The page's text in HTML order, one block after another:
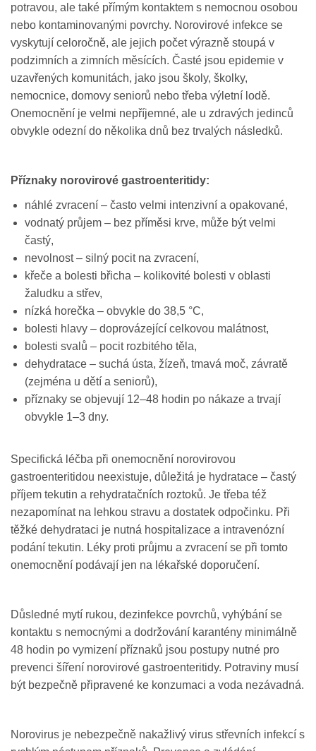
potravou, ale také přímým kontaktem s nemocnou osobou
nebo kontaminovanými povrchy. Norovirové infekce se
vyskytují celoročně, ale jejich počet výrazně stoupá v
podzimních a zimních měsících. Časté jsou epidemie v
uzavřených komunitách, jako jsou školy, školky,
nemocnice, domovy seniorů nebo třeba výletní lodě.
Onemocnění je velmi nepříjemné, ale u zdravých jedinců
obvykle odezní do několika dnů bez trvalých následků.
Příznaky norovirové gastroenteritidy:
náhlé zvracení – často velmi intenzivní a opakované,
vodnatý průjem – bez příměsi krve, může být velmi
častý,
nevolnost – silný pocit na zvracení,
křeče a bolesti břicha – kolikovité bolesti v oblasti
žaludku a střev,
nízká horečka – obvykle do 38,5 °C,
bolesti hlavy – doprovázející celkovou malátnost,
bolesti svalů – pocit rozbitého těla,
dehydratace – suchá ústa, žízeň, tmavá moč, závratě
(zejména u dětí a seniorů),
příznaky se objevují 12–48 hodin po nákaze a trvají
obvykle 1–3 dny.
Specifická léčba při onemocnění norovirovou
gastroenteritidou neexistuje, důležitá je hydratace – častý
příjem tekutin a rehydratačních roztoků. Je třeba též
nezapomínat na lehkou stravu a dostatek odpočinku. Při
těžké dehydrataci je nutná hospitalizace a intravenózní
podání tekutin. Léky proti průjmu a zvracení se při tomto
onemocnění podávají jen na lékařské doporučení.
Důsledné mytí rukou, dezinfekce povrchů, vyhýbání se
kontaktu s nemocnými a dodržování karantény minimálně
48 hodin po vymizení příznaků jsou postupy nutné pro
prevenci šíření norovirové gastroenteritidy. Potraviny musí
být bezpečně připravené ke konzumaci a voda nezávadná.
Norovirus je nebezpečně nakažlivý virus střevních infekcí s